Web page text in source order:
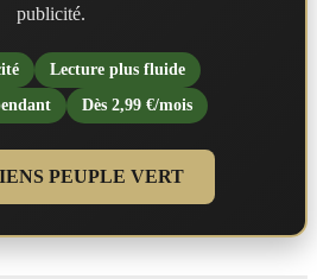
publicité.
Lecture plus fluide
Dès 2,99 €/mois
PEUPLE VERT